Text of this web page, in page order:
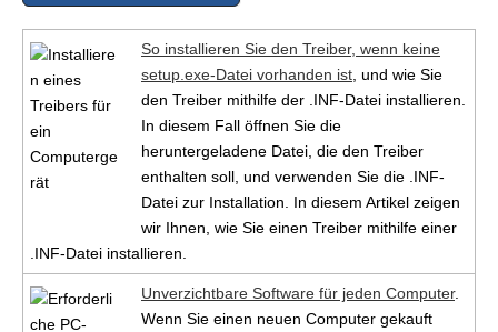
So installieren Sie den Treiber, wenn keine
setup.exe-Datei vorhanden ist , und wie Sie
den Treiber mithilfe der .INF-Datei installieren.
In diesem Fall öffnen Sie die
heruntergeladene Datei, die den Treiber
enthalten soll, und verwenden Sie die .INF-
Datei zur Installation. In diesem Artikel zeigen
wir Ihnen, wie Sie einen Treiber mithilfe einer
.INF-Datei installieren.
Unverzichtbare Software für jeden Computer.
Wenn Sie einen neuen Computer gekauft